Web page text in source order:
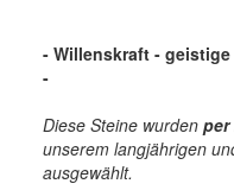
- Willenskraft -
-
Diese Steine wurden per
unserem langjährigen
ausgewählt.